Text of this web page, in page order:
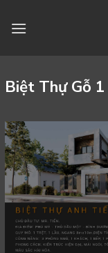
Biệt Thự Gỗ